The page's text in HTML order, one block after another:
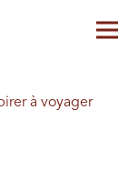
à voyager